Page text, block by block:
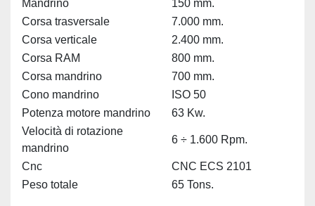
Mandrino
150 mm.
Corsa trasversale
7.000 mm.
Corsa verticale
2.400 mm.
Corsa RAM
800 mm.
Corsa mandrino
700 mm.
Cono mandrino
ISO 50
Potenza motore mandrino
63 Kw.
Velocità di rotazione
mandrino
6 ÷ 1.600 Rpm.
Cnc
CNC ECS 2101
Peso totale
65 Tons.